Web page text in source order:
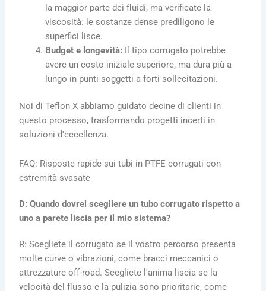
la maggior parte dei fluidi, ma verificate la
viscosità: le sostanze dense prediligono le
superfici lisce.
Budget e longevità: Il tipo corrugato potrebbe
avere un costo iniziale superiore, ma dura più a
lungo in punti soggetti a forti sollecitazioni.
Noi di Teflon X abbiamo guidato decine di clienti in
questo processo, trasformando progetti incerti in
soluzioni d'eccellenza.
FAQ: Risposte rapide sui tubi in PTFE corrugati con
estremità svasate
D: Quando dovrei scegliere un tubo corrugato rispetto a
uno a parete liscia per il mio sistema?
R: Scegliete il corrugato se il vostro percorso presenta
molte curve o vibrazioni, come bracci meccanici o
attrezzature off-road. Scegliete l'anima liscia se la
velocità del flusso e la pulizia sono prioritarie, come